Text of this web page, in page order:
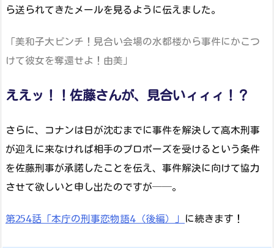
ら送られてきたメールを見るように伝えました。
「美和子大ピンチ！見合い会場の水都楼から事件にかこつ
けて彼女を奪還せよ！由美」
ええッ！！佐藤さんが、見合いィィィ！？
さらに、コナンは日が沈むまでに事件を解決して高木刑事
が迎えに来なければ相手のプロポーズを受けるという条件
を佐藤刑事が承諾したことを伝え、事件解決に向けて協力
させて欲しいと申し出たのですが──。
第254話「本庁の刑事恋物語4（後編）」 に続きます！